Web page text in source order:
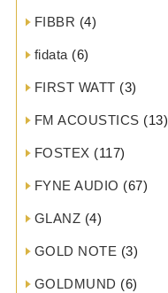
FIBBR (4)
fidata (6)
FIRST WATT (3)
FM ACOUSTICS (13)
FOSTEX (117)
FYNE AUDIO (67)
GLANZ (4)
GOLD NOTE (3)
GOLDMUND (6)